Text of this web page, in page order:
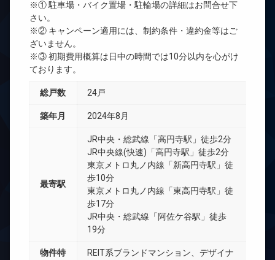
※① 駐車場・バイク置場・駐輪場の詳細はお問合せ下
さい。
※② キャンペーン適用には、制約条件・違約金等はご
ざいません。
※③ 初期費用概算は日中の時間では10分以内を心がけ
ております。
総戸数 24戸
築年月 2024年8月
最寄駅
JR中央・総武線「高円寺駅」徒歩2分
JR中央線(快速)「高円寺駅」徒歩2分
東京メトロ丸ノ内線「新高円寺駅」徒
歩10分
東京メトロ丸ノ内線「東高円寺駅」徒
歩17分
JR中央・総武線「阿佐ケ谷駅」徒歩
19分
物件特
REIT系ブランドマンション、デザイナ